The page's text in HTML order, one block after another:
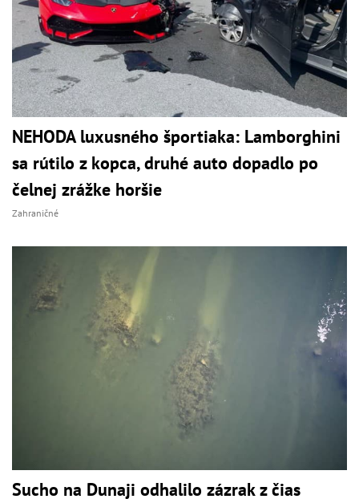
NEHODA luxusného športiaka: Lamborghini
sa rútilo z kopca, druhé auto dopadlo po
čelnej zrážke horšie
Zahraničné
Sucho na Dunaji odhalilo zázrak z čias